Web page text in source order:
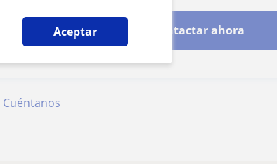
Aceptar Contactar ahora
Cuéntanos